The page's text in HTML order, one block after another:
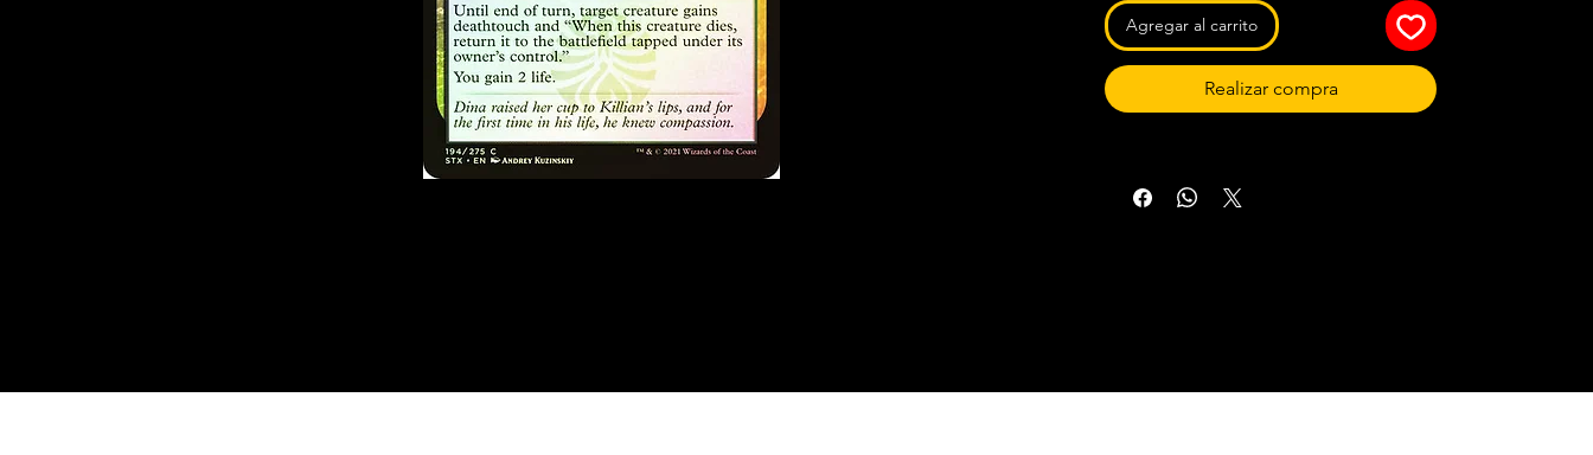
Agregar al carrito
Realizar compra